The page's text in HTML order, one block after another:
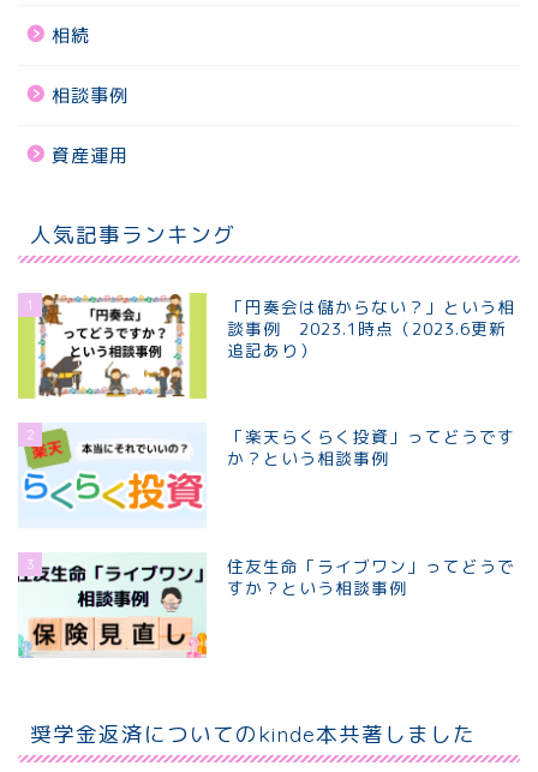
相続
相談事例
資産運用
人気記事ランキング
1
「円奏会は儲からない？」という相
談事例 2023.1時点（2023.6更新
追記あり）
2
「楽天らくらく投資」ってどうです
か？という相談事例
3
住友生命「ライブワン」ってどうで
すか？という相談事例
奨学金返済についてのkinde本共著しました